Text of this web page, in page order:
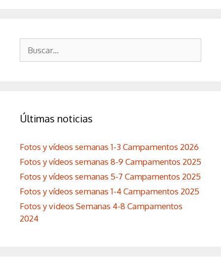
Últimas noticias
Fotos y vídeos semanas 1-3 Campamentos 2026
Fotos y vídeos semanas 8-9 Campamentos 2025
Fotos y vídeos semanas 5-7 Campamentos 2025
Fotos y vídeos semanas 1-4 Campamentos 2025
Fotos y videos Semanas 4-8 Campamentos
2024